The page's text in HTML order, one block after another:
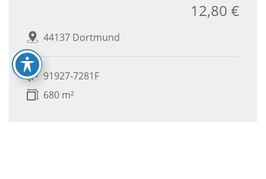
44137 Dortmund
12,80 €
91927-7281F
680 m²